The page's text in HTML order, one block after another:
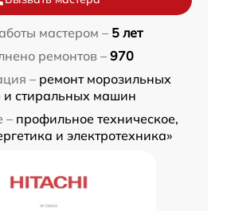
мастером – 5 лет
ремонтов – 970
– ремонт морозильных
и стиральных машин
– профильное техническое,
и электротехника»